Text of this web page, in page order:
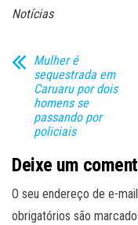
Notícias
Mulher é
sequestrada em
Caruaru por dois
homens se
passando por
policiais
Deixe um
O seu endereço de e-
obrigatórios são